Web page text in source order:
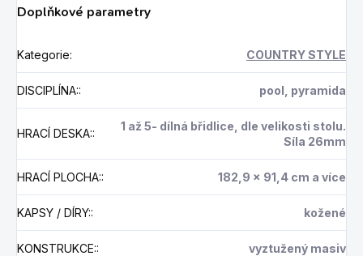
Doplňkové parametry
Kategorie: COUNTRY STYLE
DISCIPLÍNA:: pool, pyramida
HRACÍ DESKA::
1 až 5- dílná břidlice, dle velikosti stolu.
Síla 26mm
HRACÍ PLOCHA:: 182,9 x 91,4 cm a více
KAPSY / DÍRY:: kožené
KONSTRUKCE:: vyztužený masiv